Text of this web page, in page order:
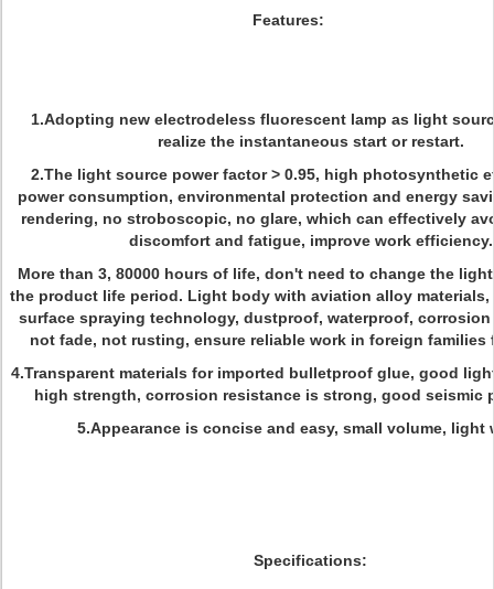
Features:
1.Adopting new electrodeless fluorescent lamp as light
realize the instantaneous start or restart.
2.The light source power factor > 0.95, high photosynthetic
power consumption, environmental protection and energy
rendering, no stroboscopic, no glare, which can effectively
discomfort and fatigue, improve work efficiency.
More than 3, 80000 hours of life, don't need to change the
the product life period. Light body with aviation alloy
surface spraying technology, dustproof, waterproof,
not fade, not rusting, ensure reliable work in foreign families
4.Transparent materials for imported bulletproof glue, good
high strength, corrosion resistance is strong, good seismic
5.Appearance is concise and easy, small volume, light
Specifications: